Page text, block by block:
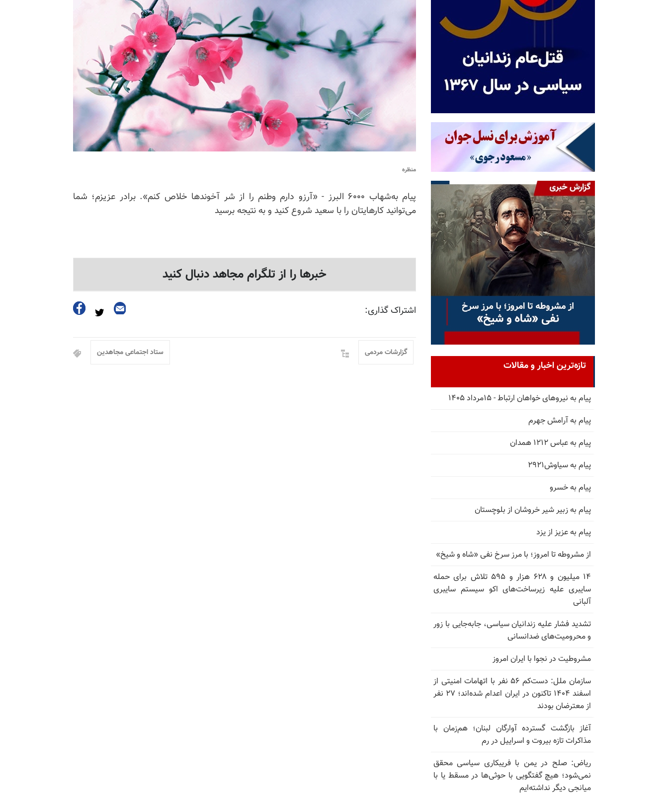
منظره
پیام به‌شهاب ۶۰۰۰ البرز - «آرزو دارم وطنم را از شر آخوندها خلاص کنم». برادر عزیزم؛ شما
می‌توانید کارهایتان را با سعید شروع کنید و به نتیجه برسید
خبرها را از تلگرام مجاهد دنبال کنید
اشتراک گذاری:
ستاد اجتماعی مجاهدین گزارشات مردمی
تازه‌ترین اخبار و مقالات
پیام به نیروهای خواهان ارتباط - ۱۵مرداد ۱۴۰۵
پیام به آرامش جهرم
پیام به عباس ۱۲۱۲ همدان
پیام به سیاوش۲۹۲۱
پیام به خسرو
پیام به زبیر شیر خروشان از بلوچستان
پیام به عزیز از یزد
از مشروطه تا امروز؛ با مرز سرخ نفی «شاه و شیخ»
۱۴ میلیون و ۶۲۸ هزار و ۵۹۵ تلاش برای حمله
سایبری علیه زیرساخت‌های اکو سیستم سایبری
آلبانی
تشدید فشار علیه زندانیان سیاسی، جابه‌جایی با زور
و محرومیت‌های ضدانسانی
مشروطیت در نجوا با ایران امروز
سازمان ملل: دست‌کم ۵۶ نفر با اتهامات امنیتی از
اسفند ۱۴۰۴ تاکنون در ایران اعدام شده‌اند؛ ۲۷ نفر
از معترضان بودند
آغاز بازگشت گسترده آوارگان لبنان؛ هم‌زمان با
مذاکرات تازه بیروت و اسراییل در رم
ریاض: صلح در یمن با فریبکاری سیاسی محقق
نمی‌شود؛ هیچ گفتگویی با حوثی‌ها در مسقط یا با
میانجی دیگر نداشته‌ایم